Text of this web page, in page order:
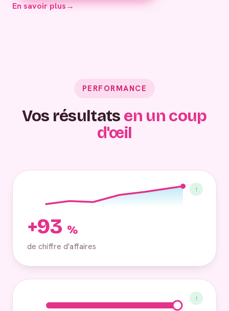
En savoir plus→
PERFORMANCE
Vos résultats en un coup
d'œil
↑
+93 %
de chiffre d'affaires
↑